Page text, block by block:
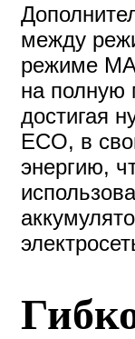
между
режиме
на полную
достигая
ECO, в
энергию,